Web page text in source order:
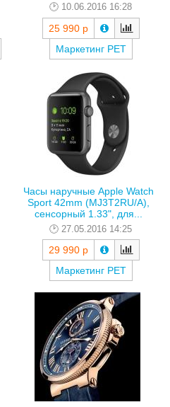
10.06.2016 16:28
25 990 р
Маркетинг РЕТ
Часы наручные Apple Watch
Sport 42mm (MJ3T2RU/A),
сенсорный 1.33", для...
27.05.2016 14:25
29 990 р
Маркетинг РЕТ